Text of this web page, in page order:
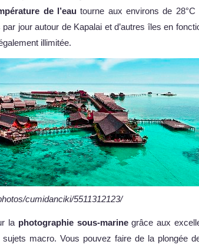
de l’eautourne aux environs de 28°C
jour autour de Kapalai et d’autres îles en
illimitée.
cumidanciki/5511312123/
la photographie sous-marinegrâce aux
macro. Vous pouvez faire de la plongée